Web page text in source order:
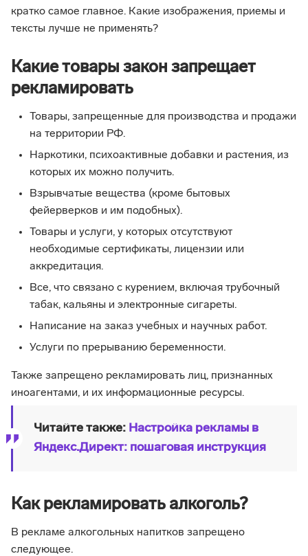
кратко самое главное. Какие изображения, приемы и
тексты лучше не применять?
Какие товары закон запрещает
рекламировать
Товары, запрещенные для производства и продажи
на территории РФ.
Наркотики, психоактивные добавки и растения, из
которых их можно получить.
Взрывчатые вещества (кроме бытовых
фейерверков и им подобных).
Товары и услуги, у которых отсутствуют
необходимые сертификаты, лицензии или
аккредитация.
Все, что связано с курением, включая трубочный
табак, кальяны и электронные сигареты.
Написание на заказ учебных и научных работ.
Услуги по прерыванию беременности.
Также запрещено рекламировать лиц, признанных
иноагентами, и их информационные ресурсы.
Читайте также: Настройка рекламы в
Яндекс.Директ: пошаговая инструкция
Как рекламировать алкоголь?
В рекламе алкогольных напитков запрещено
следующее.